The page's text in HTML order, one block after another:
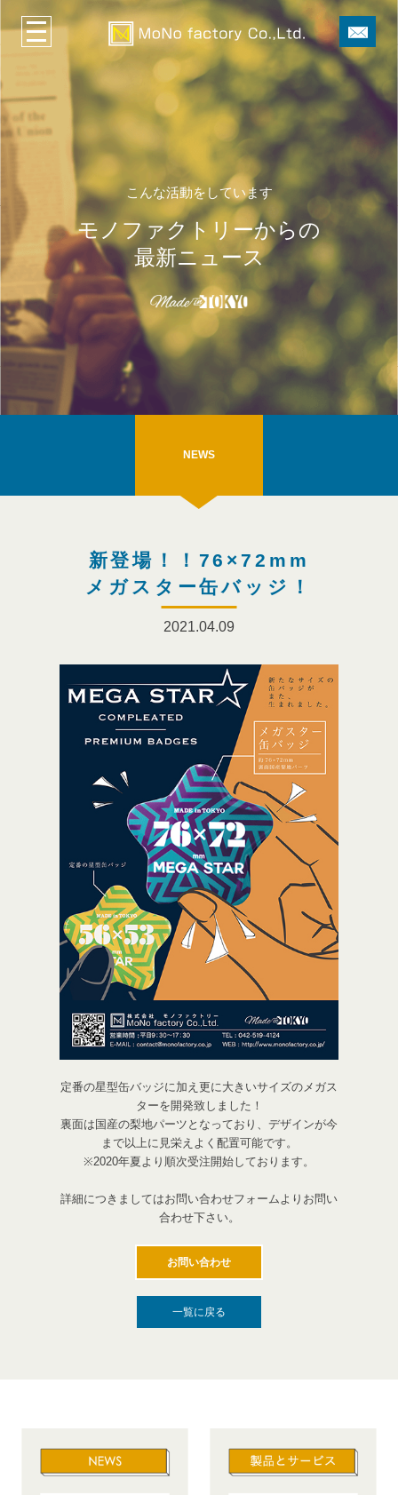
こんな活動をしています
モノファクトリーからの
最新ニュース
NEWS
新登場！！76×72mm
メガスター缶バッジ！
2021.04.09
定番の星型缶バッジに加え更に大きいサイズのメガス
ターを開発致しました！
裏面は国産の梨地パーツとなっており、デザインが今
まで以上に見栄えよく配置可能です。
※2020年夏より順次受注開始しております。
詳細につきましてはお問い合わせフォームよりお問い
合わせ下さい。
お問い合わせ
一覧に戻る